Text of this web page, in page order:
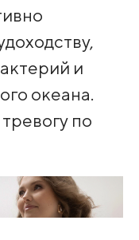
и
океана.
по